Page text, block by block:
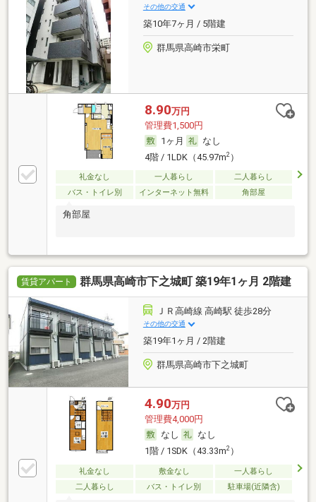
その他の交通
築10年7ヶ月 / 5階建
群馬県高崎市栄町
8.90万円
管理費1,500円
1ヶ月
なし
4階 / 1LDK（45.97m2）
礼金なし 一人暮らし
二人暮らし
バス・トイレ別
インターネット無料 角部屋
角部屋
賃貸アパート 群馬県高崎市下之城町 築19年1ヶ月 2階建
ＪＲ高崎線 高崎駅 徒歩28分
その他の交通
築19年1ヶ月 / 2階建
群馬県高崎市下之城町
4.90万円
管理費4,000円
なし
なし
1階 / 1SDK（43.33m2）
礼金なし 敷金なし
一人暮らし
二人暮らし
バス・トイレ別 駐車場(近隣含)